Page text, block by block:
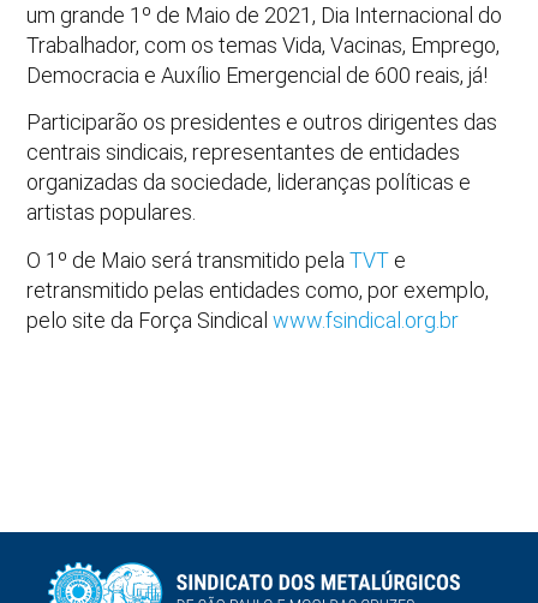
um grande 1º de Maio de 2021, Dia Internacional do
Trabalhador, com os temas Vida, Vacinas, Emprego,
Democracia e Auxílio Emergencial de 600 reais, já!
Participarão os presidentes e outros dirigentes das
centrais sindicais, representantes de entidades
organizadas da sociedade, lideranças políticas e
artistas populares.
O 1º de Maio será transmitido pelaTVT e
retransmitido pelas entidades como, por exemplo,
pelo site da Força Sindicalwww.fsindical.org.br